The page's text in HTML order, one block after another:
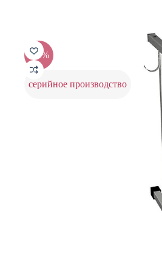
-25%
серийное производство